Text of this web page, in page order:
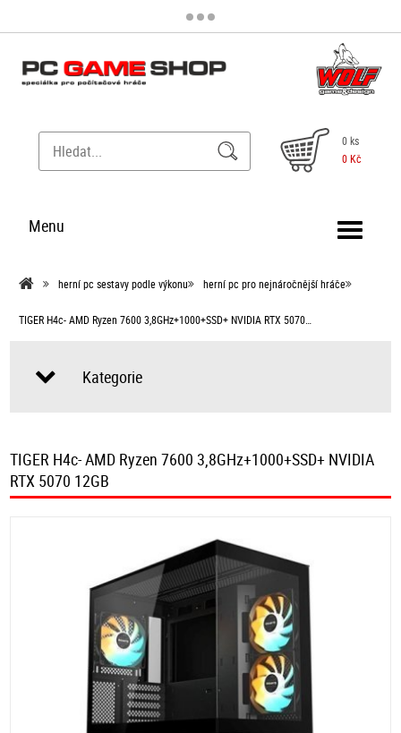
0 ks
0 Kč
Menu
herní pc sestavy podle výkonu herní pc pro nejnáročnější hráče
TIGER H4c- AMD Ryzen 7600 3,8GHz+1000+SSD+ NVIDIA RTX 5070…
Kategorie
TIGER H4c- AMD Ryzen 7600 3,8GHz+1000+SSD+ NVIDIA
RTX 5070 12GB